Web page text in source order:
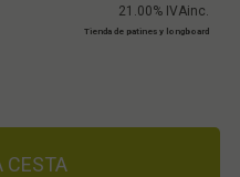
21.00% IVAinc.
Tienda de patines y longboard
CESTA